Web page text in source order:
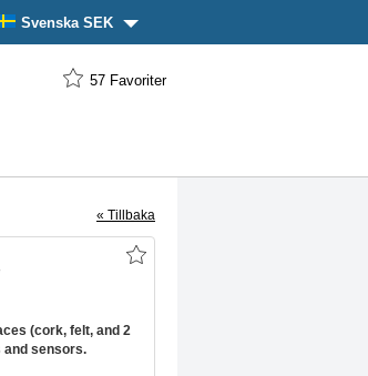
Svenska SEK
57 Favoriter
« Tillbaka
(cork, felt, and 2
sensors.